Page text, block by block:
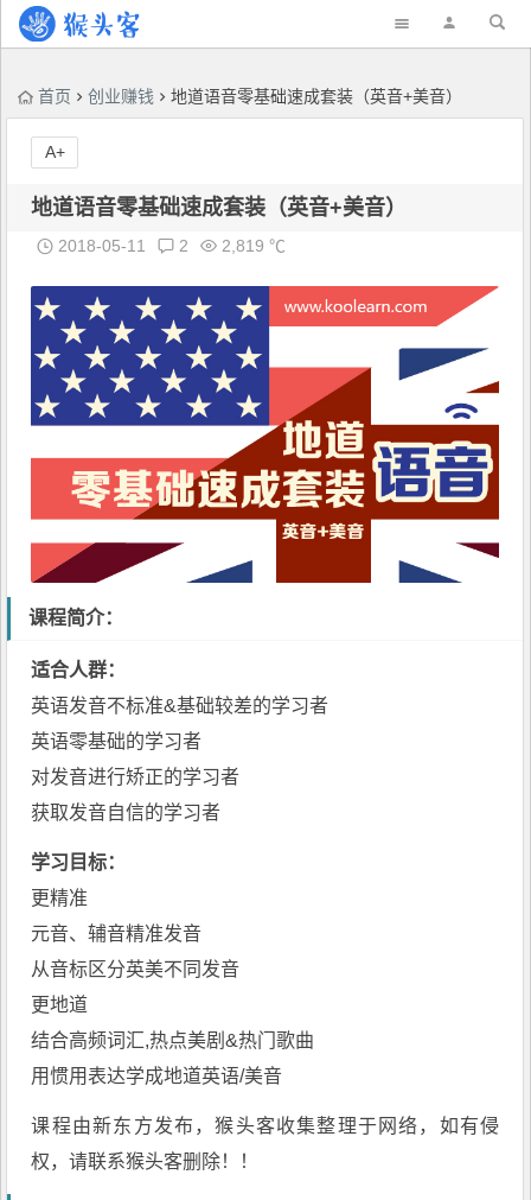
首页 创业赚钱 地道语音零基础速成套装（英音+美音）
地道语音零基础速成套装（英音+美音）
2018-05-11 2 2,819 ℃
课程简介：
适合人群：
英语发音不标准&基础较差的学习者
英语零基础的学习者
对发音进行矫正的学习者
获取发音自信的学习者
学习目标：
更精准
元音、辅音精准发音
从音标区分英美不同发音
更地道
结合高频词汇,热点美剧&热门歌曲
用惯用表达学成地道英语/美音
课程由新东方发布，猴头客收集整理于网络，如有侵
权，请联系猴头客删除！！
A+